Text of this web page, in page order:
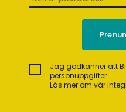
Jag godkänner att
personuppgifter.
Läs mer om vår